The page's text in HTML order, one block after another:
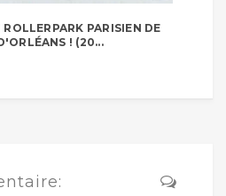
PARISIEN DE
! (20...